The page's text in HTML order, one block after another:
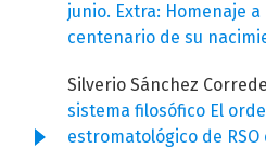
junio. Extra: Homenaje
centenario de su
Silverio Sánchez
sistema filosófico El
estromatológico de